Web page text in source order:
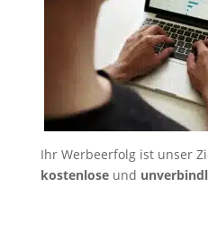
Ihr Werbeerfolg ist unser
kostenloseund